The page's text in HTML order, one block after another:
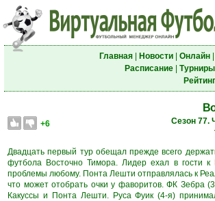
Главная| Новости| Онлайн|
Расписание| Турниры
+6
Сезон 77.
Двадцать первый тур обещал прежде всего
футбола Восточно Тимора. Лидер ехал в гости
проблемы любому. Понта Лешти отправлялась к
что может отобрать очки у фаворитов. ФК Зебра
Какуссы и Понта Лешти. Руса Фуик (4-я)